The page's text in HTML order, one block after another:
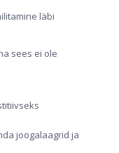
läbi
sees ei ole
joogalaagrid ja